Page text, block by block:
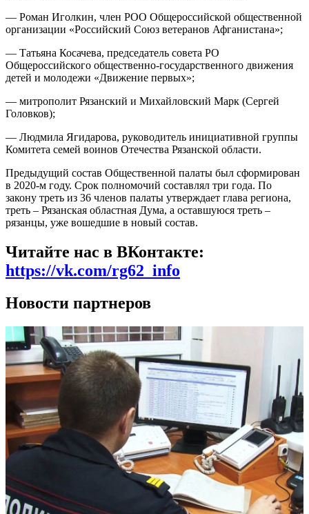
— Роман Иголкин, член РОО Общероссийской общественной
организации «Российский Союз ветеранов Афганистана»;
— Татьяна Косачева, председатель совета РО
Общероссийского общественно-государственного движения
детей и молодежи «Движение первых»;
— митрополит Рязанский и Михайловский Марк (Сергей
Головков);
— Людмила Ягидарова, руководитель инициативной группы
Комитета семей воинов Отечества Рязанской области.
Предыдущий состав Общественной палаты был сформирован
в 2020-м году. Срок полномочий составлял три года. По
закону треть из 36 членов палаты утверждает глава региона,
треть – Рязанская областная Дума, а оставшуюся треть –
рязанцы, уже вошедшие в новый состав.
Читайте нас в ВКонтакте:
https://vk.com/rg62_info
Новости партнеров